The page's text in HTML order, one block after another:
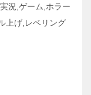
況,ゲーム,ホラー
上げ,レベリング